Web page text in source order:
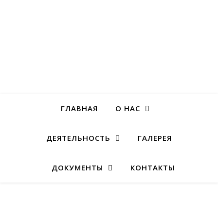
ГЛАВНАЯ О НАС
ДЕЯТЕЛЬНОСТЬ ГАЛЕРЕЯ
ДОКУМЕНТЫ КОНТАКТЫ